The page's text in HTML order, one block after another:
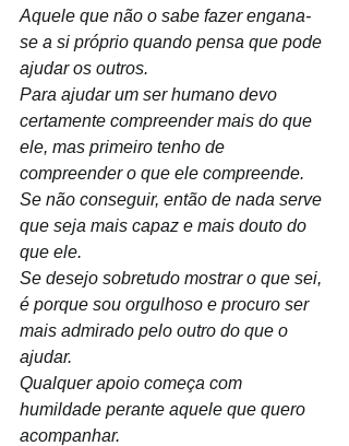
Aquele que não o sabe fazer engana-
se a si próprio quando pensa que pode
ajudar os outros.
Para ajudar um ser humano devo
certamente compreender mais do que
ele, mas primeiro tenho de
compreender o que ele compreende.
Se não conseguir, então de nada serve
que seja mais capaz e mais douto do
que ele.
Se desejo sobretudo mostrar o que sei,
é porque sou orgulhoso e procuro ser
mais admirado pelo outro do que o
ajudar.
Qualquer apoio começa com
humildade perante aquele que quero
acompanhar.